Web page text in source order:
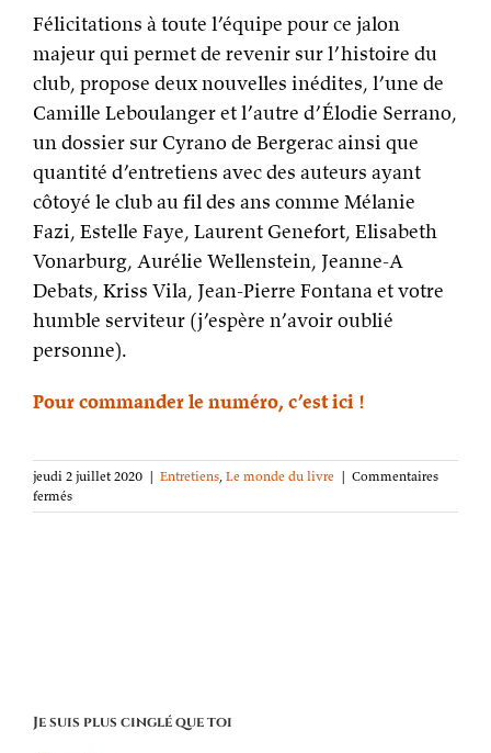
Félicitations à toute l’équipe pour ce jalon
majeur qui permet de revenir sur l’histoire du
club, propose deux nouvelles inédites, l’une de
Camille Leboulanger et l’autre d’Élodie Serrano,
un dossier sur Cyrano de Bergerac ainsi que
quantité d’entretiens avec des auteurs ayant
côtoyé le club au fil des ans comme Mélanie
Fazi, Estelle Faye, Laurent Genefort, Elisabeth
Vonarburg, Aurélie Wellenstein, Jeanne-A
Debats, Kriss Vila, Jean-Pierre Fontana et votre
humble serviteur (j’espère n’avoir oublié
personne).
Pour commander le numéro, c’est ici !
jeudi 2 juillet 2020 | Entretiens, Le monde du livre | Commentaires
ferméssur
Bravo
Je suis plus cinglé que toi